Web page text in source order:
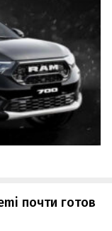
а вскоре
страны
почти готов